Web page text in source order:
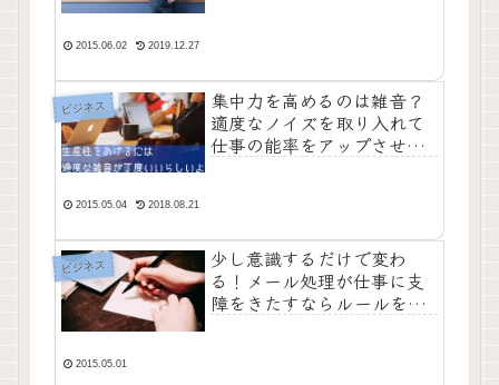
2015.06.02 2019.12.27
ビジネス
集中力を高めるのは雑音？
適度なノイズを取り入れて
仕事の能率をアップさせよ
2015.05.04 2018.08.21
ビジネス
少し意識するだけで変わ
る！メール処理が仕事に支
障をきたすならルールを決
2015.05.01